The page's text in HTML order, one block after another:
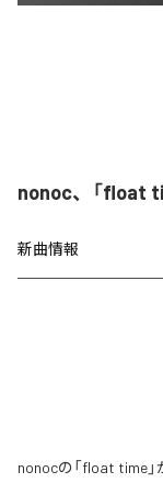
nonoc、「float
新曲情報
nonocの「float time